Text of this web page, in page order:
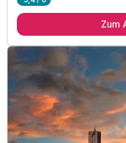
1 x reichhaltiges Frühstück
inkl. Nutzung des Sauna-
inkl. Nutzung des
inkl. Voucher im Hotelshop
inkl. late check out bis 14
inkl. W-Lan
* auf Anfrage und nach
Zum